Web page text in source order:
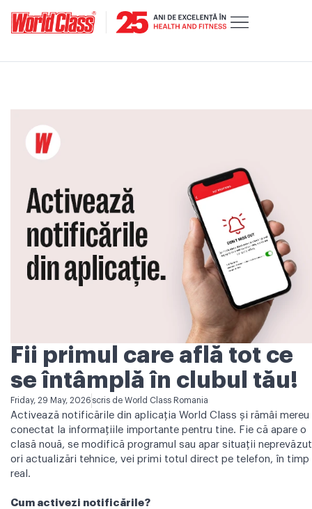
Fii primul care află tot ce
se întâmplă în clubul tău!
Friday, 29 May, 2026 scris de World Class Romania
Activează notificările din aplicația World Class și rămâi mereu
conectat la informațiile importante pentru tine. Fie că apare o
clasă nouă, se modifică programul sau apar situații
ori actualizări tehnice, vei primi totul direct pe telefon, în timp
real.
Cum activezi notificările?